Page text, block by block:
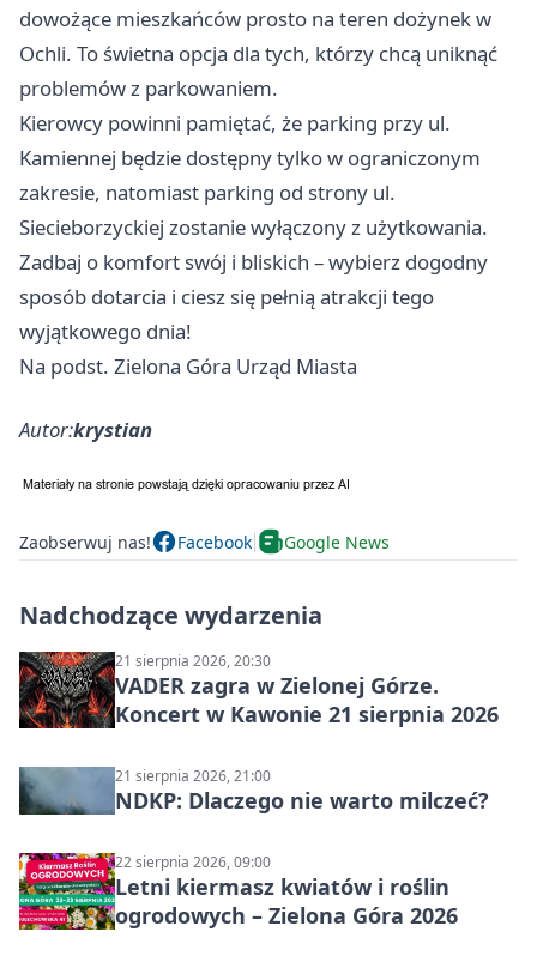
dowożące mieszkańców prosto na teren dożynek w
Ochli. To świetna opcja dla tych, którzy chcą uniknąć
problemów z parkowaniem.
Kierowcy powinni pamiętać, że parking przy ul.
Kamiennej będzie dostępny tylko w ograniczonym
zakresie, natomiast parking od strony ul.
Siecieborzyckiej zostanie wyłączony z użytkowania.
Zadbaj o komfort swój i bliskich – wybierz dogodny
sposób dotarcia i ciesz się pełnią atrakcji tego
wyjątkowego dnia!
Na podst. Zielona Góra Urząd Miasta
Autor:krystian
Zaobserwuj nas! Facebook Google News
Nadchodzące wydarzenia
21 sierpnia 2026, 20:30
VADER zagra w Zielonej Górze.
Koncert w Kawonie 21 sierpnia 2026
21 sierpnia 2026, 21:00
NDKP: Dlaczego nie warto milczeć?
22 sierpnia 2026, 09:00
Letni kiermasz kwiatów i roślin
ogrodowych – Zielona Góra 2026